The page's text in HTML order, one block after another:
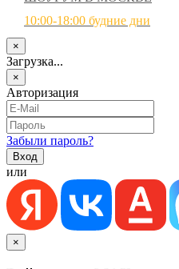
10:00-18:00 будние дни
×
Загрузка...
×
Авторизация
Забыли пароль?
или
×